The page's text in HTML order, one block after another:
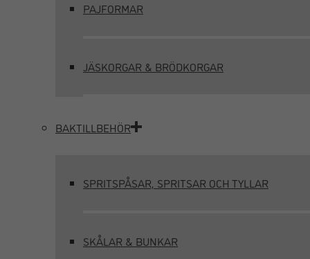
PAJFORMAR
JÄSKORGAR & BRÖDKORGAR
BAKTILLBEHÖR
SPRITSPÅSAR, SPRITSAR OCH TYLLAR
SKÅLAR & BUNKAR